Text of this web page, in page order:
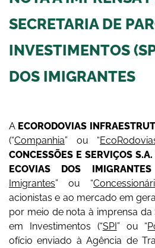
SECRETARIA DE
INVESTIMENTOS
DOS IMIGRANTES
A ECORODOVIAS
(“Companhia” ou “
CONCESSÕES E SERVIÇOS S.A.
ECOVIAS DOS
Imigrantes” ou “
acionistas e ao mercado em
por meio de nota à imprensa da
em Investimentos (“SPI” ou “
ofício enviado à Agência de